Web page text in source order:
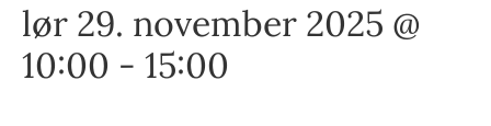
lør 29. november 2025 @
10:00 - 15:00